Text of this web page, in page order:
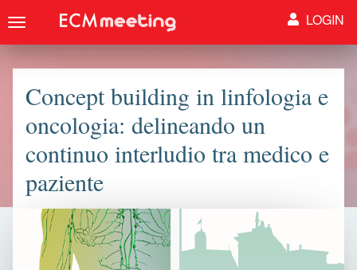
Concept building in linfologia e
oncologia: delineando un
continuo interludio tra medico e
paziente
Toggle
LOGIN